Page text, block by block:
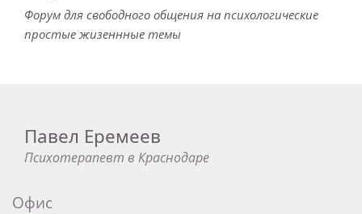
Форум для свободного общения на психологические
простые жизеннные темы
Павел Еремеев
Психотерапевт в Краснодаре
Офис